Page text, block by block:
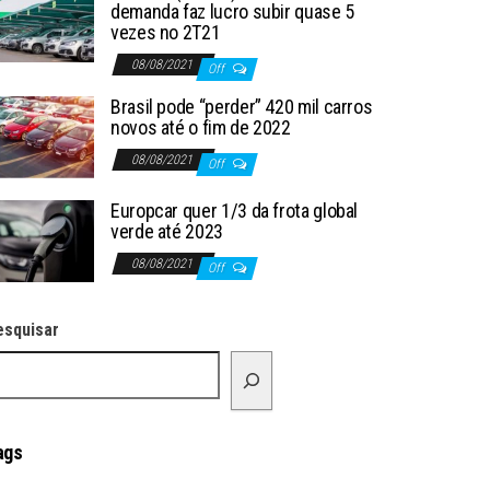
demanda faz lucro subir quase 5
vezes no 2T21
08/08/2021 Off
Brasil pode “perder” 420 mil carros
novos até o fim de 2022
08/08/2021 Off
Europcar quer 1/3 da frota global
verde até 2023
08/08/2021 Off